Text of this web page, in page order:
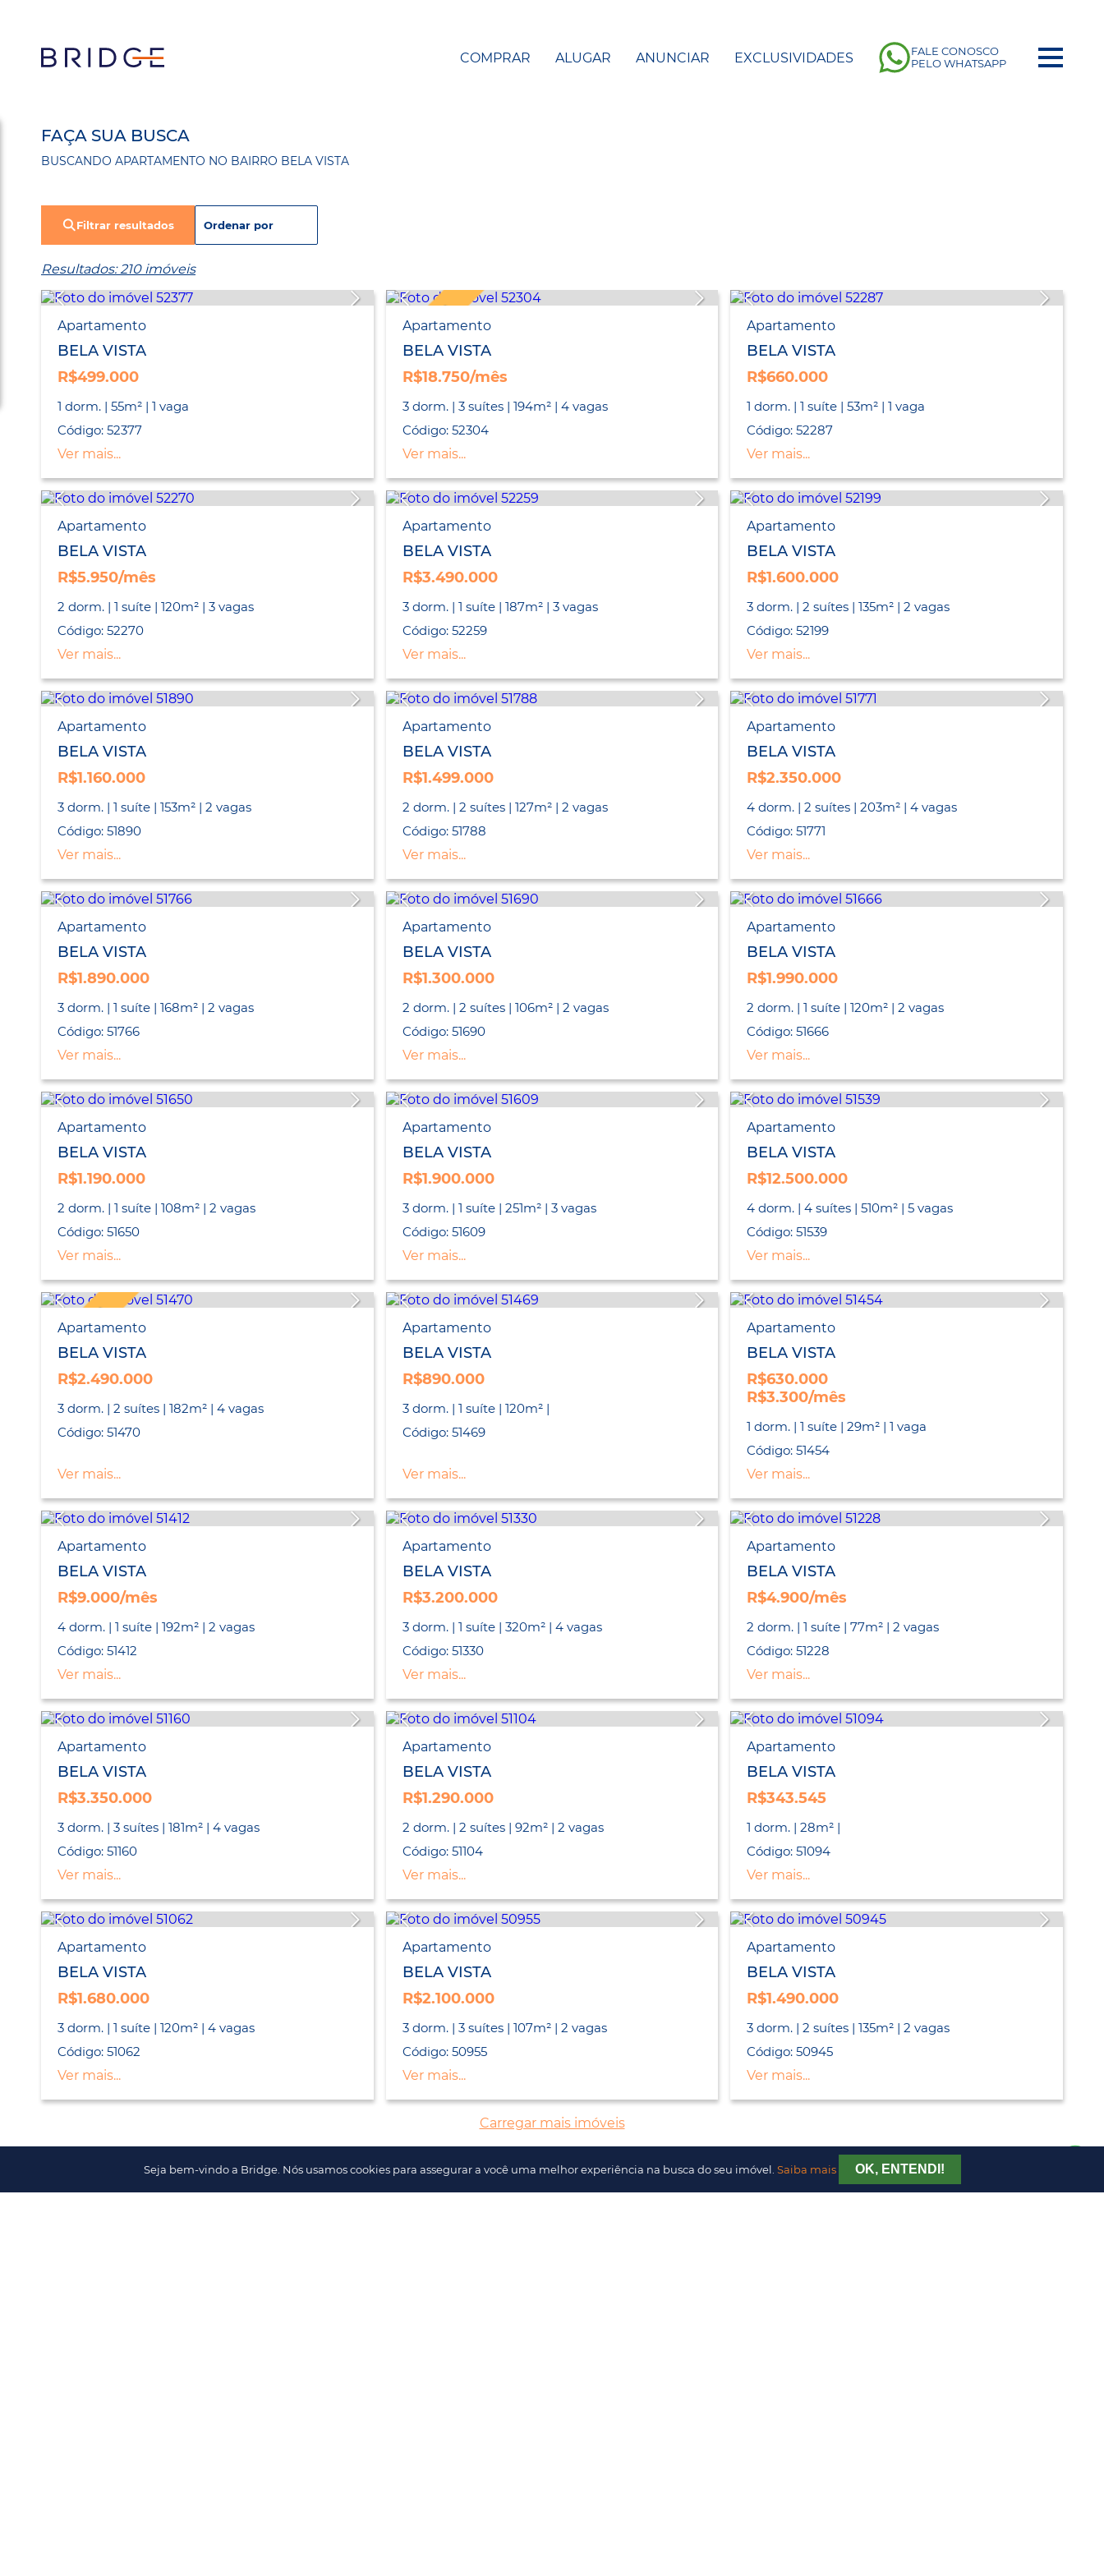
COMPRAR ALUGAR ANUNCIAR EXCLUSIVIDADES
FALE CONOSCO
PELO WHATSAPP
FAÇA SUA BUSCA
BUSCANDO APARTAMENTO NO BAIRRO BELA VISTA
Filtrar resultados
Resultados: 210 imóveis
Apartamento
BELA VISTA
R$499.000
1 dorm. | 55m² | 1 vaga
Código: 52377
Ver mais...
EXCLUSIVO
Apartamento
BELA VISTA
R$18.750/mês
3 dorm. | 3 suítes | 194m² | 4 vagas
Código: 52304
Ver mais...
Apartamento
BELA VISTA
R$660.000
1 dorm. | 1 suíte | 53m² | 1 vaga
Código: 52287
Ver mais...
Apartamento
BELA VISTA
R$5.950/mês
2 dorm. | 1 suíte | 120m² | 3 vagas
Código: 52270
Ver mais...
Apartamento
BELA VISTA
R$3.490.000
3 dorm. | 1 suíte | 187m² | 3 vagas
Código: 52259
Ver mais...
Apartamento
BELA VISTA
R$1.600.000
3 dorm. | 2 suítes | 135m² | 2 vagas
Código: 52199
Ver mais...
Apartamento
BELA VISTA
R$1.160.000
3 dorm. | 1 suíte | 153m² | 2 vagas
Código: 51890
Ver mais...
Apartamento
BELA VISTA
R$1.499.000
2 dorm. | 2 suítes | 127m² | 2 vagas
Código: 51788
Ver mais...
Apartamento
BELA VISTA
R$2.350.000
4 dorm. | 2 suítes | 203m² | 4 vagas
Código: 51771
Ver mais...
Apartamento
BELA VISTA
R$1.890.000
3 dorm. | 1 suíte | 168m² | 2 vagas
Código: 51766
Ver mais...
Apartamento
BELA VISTA
R$1.300.000
2 dorm. | 2 suítes | 106m² | 2 vagas
Código: 51690
Ver mais...
Apartamento
BELA VISTA
R$1.990.000
2 dorm. | 1 suíte | 120m² | 2 vagas
Código: 51666
Ver mais...
Apartamento
BELA VISTA
R$1.190.000
2 dorm. | 1 suíte | 108m² | 2 vagas
Código: 51650
Ver mais...
Apartamento
BELA VISTA
R$1.900.000
3 dorm. | 1 suíte | 251m² | 3 vagas
Código: 51609
Ver mais...
Apartamento
BELA VISTA
R$12.500.000
4 dorm. | 4 suítes | 510m² | 5 vagas
Código: 51539
Ver mais...
EXCLUSIVO
Apartamento
BELA VISTA
R$2.490.000
3 dorm. | 2 suítes | 182m² | 4 vagas
Código: 51470
Ver mais...
Apartamento
BELA VISTA
R$890.000
3 dorm. | 1 suíte | 120m² |
Código: 51469
Ver mais...
Apartamento
BELA VISTA
R$630.000
R$3.300/mês
1 dorm. | 1 suíte | 29m² | 1 vaga
Código: 51454
Ver mais...
Apartamento
BELA VISTA
R$9.000/mês
4 dorm. | 1 suíte | 192m² | 2 vagas
Código: 51412
Ver mais...
Apartamento
BELA VISTA
R$3.200.000
3 dorm. | 1 suíte | 320m² | 4 vagas
Código: 51330
Ver mais...
Apartamento
BELA VISTA
R$4.900/mês
2 dorm. | 1 suíte | 77m² | 2 vagas
Código: 51228
Ver mais...
Apartamento
BELA VISTA
R$3.350.000
3 dorm. | 3 suítes | 181m² | 4 vagas
Código: 51160
Ver mais...
Apartamento
BELA VISTA
R$1.290.000
2 dorm. | 2 suítes | 92m² | 2 vagas
Código: 51104
Ver mais...
Apartamento
BELA VISTA
R$343.545
1 dorm. | 28m² |
Código: 51094
Ver mais...
Apartamento
BELA VISTA
R$1.680.000
3 dorm. | 1 suíte | 120m² | 4 vagas
Código: 51062
Ver mais...
Apartamento
BELA VISTA
R$2.100.000
3 dorm. | 3 suítes | 107m² | 2 vagas
Código: 50955
Ver mais...
Apartamento
BELA VISTA
R$1.490.000
3 dorm. | 2 suítes | 135m² | 2 vagas
Código: 50945
Ver mais...
Carregar mais imóveis
Seja bem-vindo a Bridge. Nós usamos cookies para assegurar a você uma melhor experiência na busca do seu imóvel. Saiba mais OK, ENTENDI!